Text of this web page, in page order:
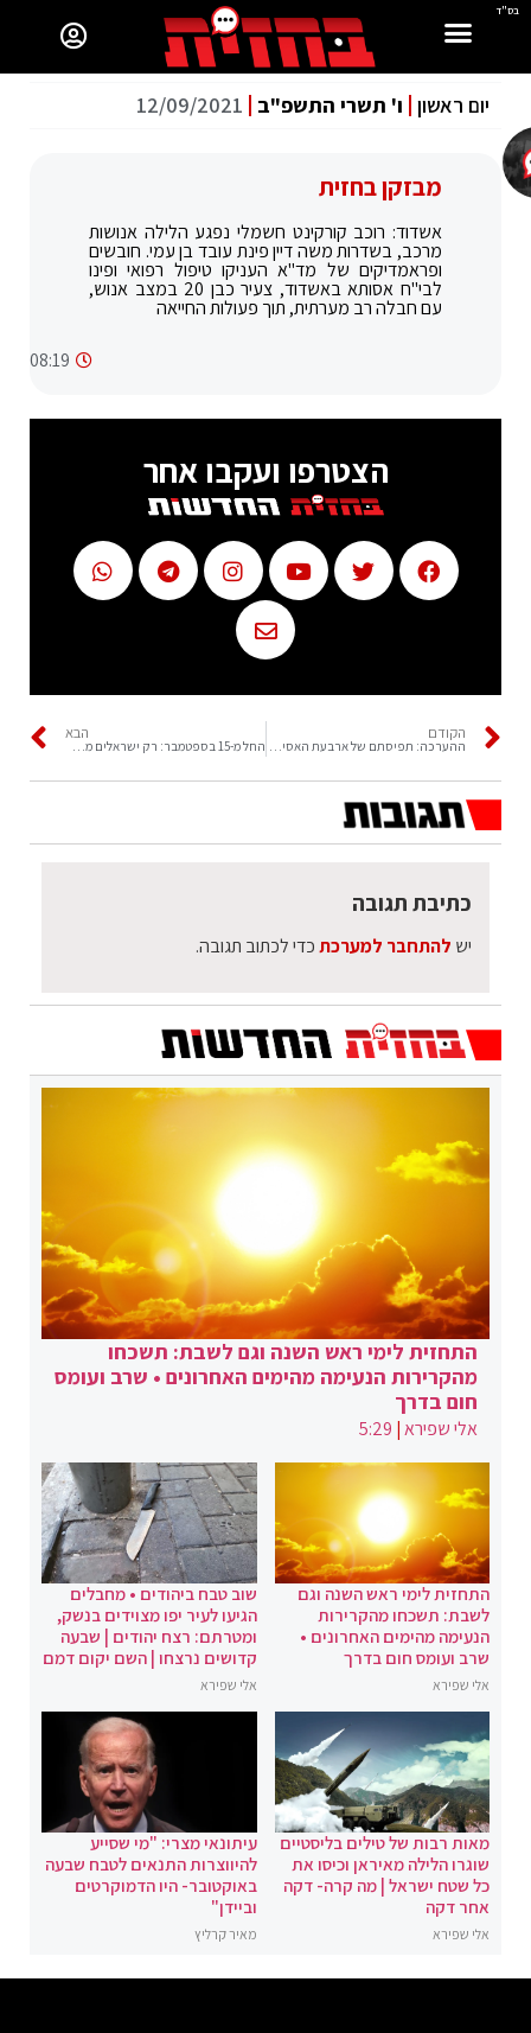
בס"ד
יום ראשון ו' תשרי התשפ"ב 12/09/2021
מבזקן בחזית
אשדוד: רוכב קורקינט חשמלי נפגע הלילה אנושות
מרכב, בשדרות משה דיין פינת עובד בן עמי. חובשים
ופראמדיקים של מד"א העניקו טיפול רפואי ופינו
לבי"ח אסותא באשדוד, צעיר כבן 20 במצב אנוש,
עם חבלה רב מערתית, תוך פעולות החייאה
08:19
הצטרפו ועקבו אחר
הקודם הבא
כתיבת תגובה
יש להתחבר למערכתכדי לכתוב תגובה.
התחזית לימי ראש השנה וגם לשבת: תשכחו
מהקרירות הנעימה מהימים האחרונים • שרב ועומס
חום בדרך
אלי שפירא|
5:29
התחזית לימי ראש השנה וגם
לשבת: תשכחו מהקרירות
הנעימה מהימים האחרונים •
שרב ועומס חום בדרך
אלי שפירא
שוב טבח ביהודים • מחבלים
הגיעו לעיר יפו מצוידים בנשק,
ומטרתם: רצח יהודים | שבעה
קדושים נרצחו | השם יקום דמם
אלי שפירא
מאות רבות של טילים בליסטיים
שוגרו הלילה מאיראן וכיסו את
כל שטח ישראל | מה קרה- דקה
אחר דקה
אלי שפירא
עיתונאי מצרי: "מי שסייע
להיווצרות התנאים לטבח שבעה
באוקטובר- היו הדמוקרטים
וביידן"
מאיר קרליץ